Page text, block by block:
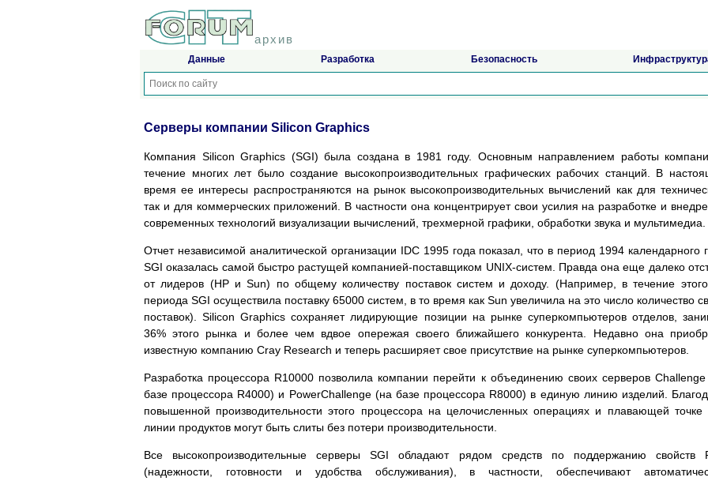
архив
Данные Разработка Безопасность
Серверы компании Silicon Graphics
Компания Silicon Graphics (SGI) была создана в 1981 году. Основным направлением работы
течение многих лет было создание высокопроизводительных графических рабочих станций. В
время ее интересы распространяются на рынок высокопроизводительных вычислений как для
так и для коммерческих приложений. В частности она концентрирует свои усилия на разработке и
современных технологий визуализации вычислений, трехмерной графики, обработки звука и мультимедиа.
Отчет независимой аналитической организации IDC 1995 года показал, что в период 1994 календарного
SGI оказалась самой быстро растущей компанией-поставщиком UNIX-систем. Правда она еще далеко
от лидеров (HP и Sun) по общему количеству поставок систем и доходу. (Например, в течение
периода SGI осуществила поставку 65000 систем, в то время как Sun увеличила на это число количество
поставок). Silicon Graphics сохраняет лидирующие позиции на рынке суперкомпьютеров отделов,
36% этого рынка и более чем вдвое опережая своего ближайшего конкурента. Недавно она
известную компанию Cray Research и теперь расширяет свое присутствие на рынке суперкомпьютеров.
Разработка процессора R10000 позволила компании перейти к объединению своих серверов
базе процессора R4000) и PowerChallenge (на базе процессора R8000) в единую линию изделий.
повышенной производительности этого процессора на целочисленных операциях и плавающей точке
линии продуктов могут быть слиты без потери производительности.
Все высокопроизводительные серверы SGI обладают рядом средств по поддержанию свойств
(надежности, готовности и удобства обслуживания), в частности, обеспечивают